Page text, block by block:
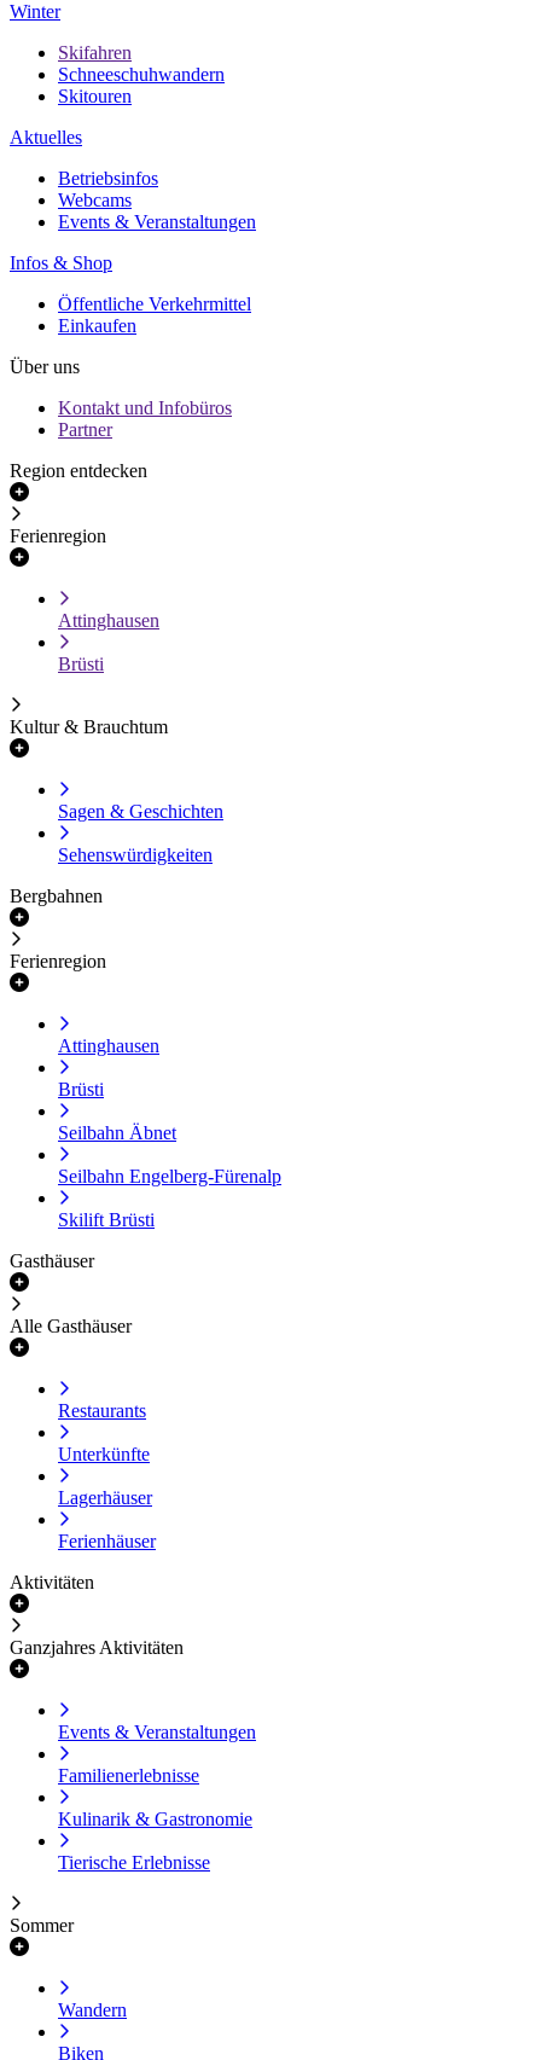
Winter
Skifahren
Schneeschuhwandern
Skitouren
Aktuelles
Betriebsinfos
Webcams
Events & Veranstaltungen
Infos & Shop
Öffentliche Verkehrmittel
Einkaufen
Über uns
Kontakt und Infobüros
Partner
Region entdecken
Ferienregion
Attinghausen
Brüsti
Kultur & Brauchtum
Sagen & Geschichten
Sehenswürdigkeiten
Bergbahnen
Ferienregion
Attinghausen
Brüsti
Seilbahn Äbnet
Seilbahn Engelberg-Fürenalp
Skilift Brüsti
Gasthäuser
Alle Gasthäuser
Restaurants
Unterkünfte
Lagerhäuser
Ferienhäuser
Aktivitäten
Ganzjahres Aktivitäten
Events & Veranstaltungen
Familienerlebnisse
Kulinarik & Gastronomie
Tierische Erlebnisse
Sommer
Wandern
Biken